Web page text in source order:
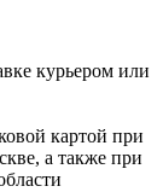
курьером или
картой при
а также при